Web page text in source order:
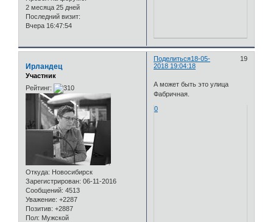
2 месяца 25 дней
Последний визит:
Вчера 16:47:54
Поделиться 19
18-05-
2018 19:04:18
Ирландец
Участник
Рейтинг:
Откуда: Новосибирск
Зарегистрирован: 06-11-2016
Сообщений: 4513
Уважение: +2287
Позитив: +2887
Пол: Мужской
А может быть это улица
Фабричная.
0